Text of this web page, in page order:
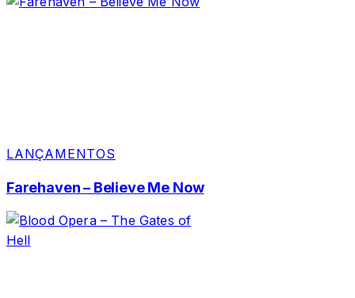
LANÇAMENTOS
Farehaven – Believe Me Now